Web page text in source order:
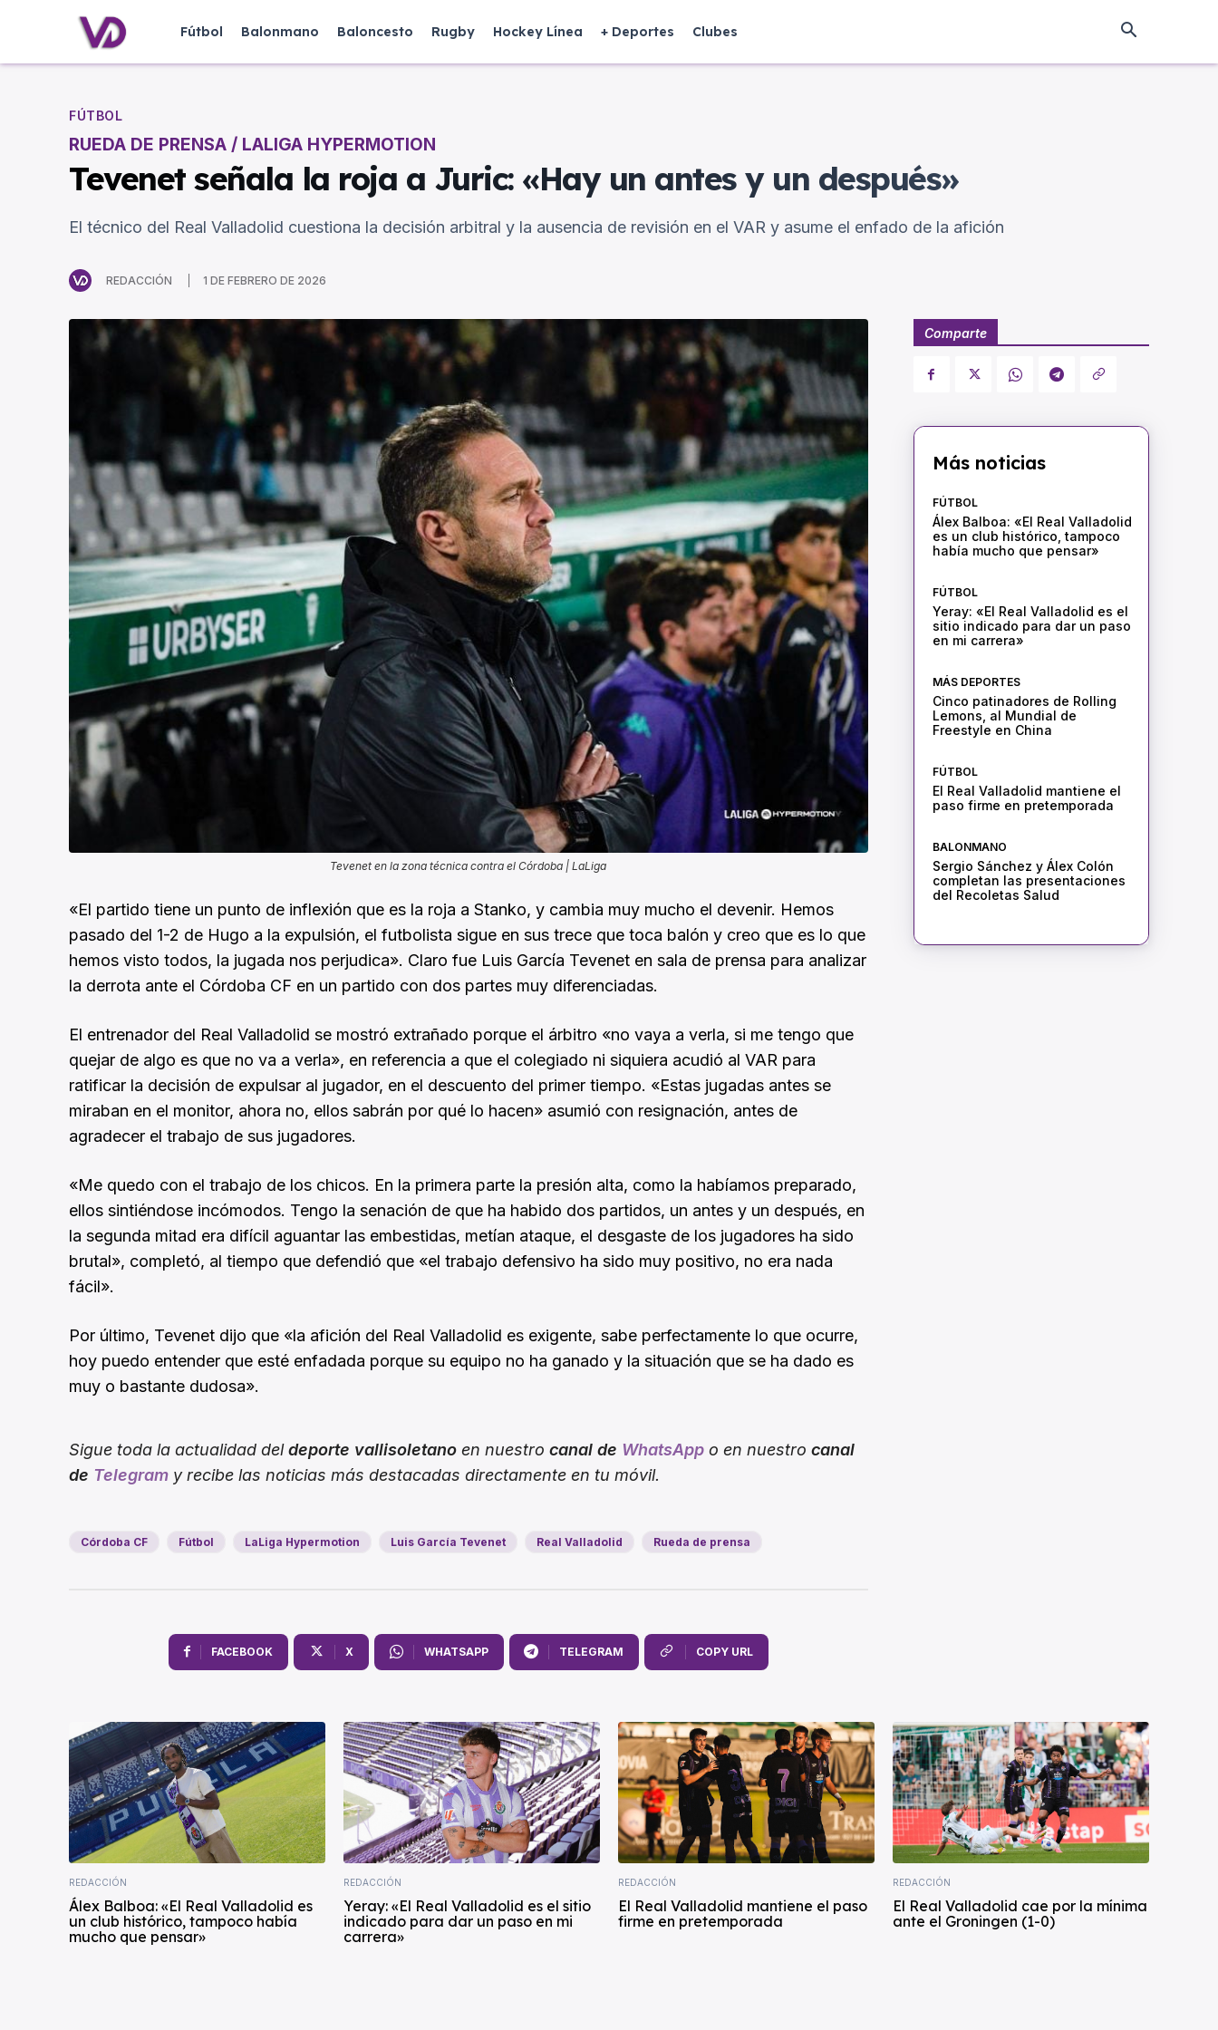
Fútbol Balonmano Baloncesto Rugby Hockey Línea + Deportes Clubes
FÚTBOL
RUEDA DE PRENSA / LALIGA HYPERMOTION
Tevenet señala la roja a Juric: «Hay un antes y un después»
El técnico del Real Valladolid cuestiona la decisión arbitral y la ausencia de revisión en el VAR y asume el enfado de la afición
REDACCIÓN 1 DE FEBRERO DE 2026
Tevenet en la zona técnica contra el Córdoba | LaLiga
«El partido tiene un punto de inflexión que es la roja a Stanko, y cambia muy mucho el devenir. Hemos
pasado del 1-2 de Hugo a la expulsión, el futbolista sigue en sus trece que toca balón y creo que es lo que
hemos visto todos, la jugada nos perjudica». Claro fue Luis García Tevenet en sala de prensa para analizar
la derrota ante el Córdoba CF en un partido con dos partes muy diferenciadas.
El entrenador del Real Valladolid se mostró extrañado porque el árbitro «no vaya a verla, si me tengo que
quejar de algo es que no va a verla», en referencia a que el colegiado ni siquiera acudió al VAR para
ratificar la decisión de expulsar al jugador, en el descuento del primer tiempo. «Estas jugadas antes se
miraban en el monitor, ahora no, ellos sabrán por qué lo hacen» asumió con resignación, antes de
agradecer el trabajo de sus jugadores.
«Me quedo con el trabajo de los chicos. En la primera parte la presión alta, como la habíamos preparado,
ellos sintiéndose incómodos. Tengo la senación de que ha habido dos partidos, un antes y un después, en
la segunda mitad era difícil aguantar las embestidas, metían ataque, el desgaste de los jugadores ha sido
brutal», completó, al tiempo que defendió que «el trabajo defensivo ha sido muy positivo, no era nada
fácil».
Por último, Tevenet dijo que «la afición del Real Valladolid es exigente, sabe perfectamente lo que ocurre,
hoy puedo entender que esté enfadada porque su equipo no ha ganado y la situación que se ha dado es
muy o bastante dudosa».
Sigue toda la actualidad deldeporte vallisoletano en nuestro canal de WhatsApp o en nuestro canal
de Telegram y recibe las noticias más destacadas directamente en tu móvil.
Córdoba CF Fútbol LaLiga Hypermotion Luis García Tevenet Real Valladolid Rueda de prensa
FACEBOOK X WHATSAPP TELEGRAM COPY URL
Comparte
Más noticias
FÚTBOL
Álex Balboa: «El Real Valladolid
es un club histórico, tampoco
había mucho que pensar»
FÚTBOL
Yeray: «El Real Valladolid es el
sitio indicado para dar un paso
en mi carrera»
MÁS DEPORTES
Cinco patinadores de Rolling
Lemons, al Mundial de
Freestyle en China
FÚTBOL
El Real Valladolid mantiene el
paso firme en pretemporada
BALONMANO
Sergio Sánchez y Álex Colón
completan las presentaciones
del Recoletas Salud
REDACCIÓN
Álex Balboa: «El Real Valladolid es
un club histórico, tampoco había
mucho que pensar»
REDACCIÓN
Yeray: «El Real Valladolid es el sitio
indicado para dar un paso en mi
carrera»
REDACCIÓN
El Real Valladolid mantiene el paso
firme en pretemporada
REDACCIÓN
El Real Valladolid cae por la mínima
ante el Groningen (1-0)